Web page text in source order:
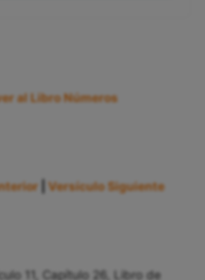
al Libro Números
Versículo Siguiente
11, Capítulo 26, Libro de